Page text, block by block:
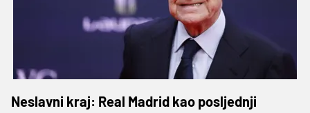
Neslavni kraj: Real Madrid kao posljednji